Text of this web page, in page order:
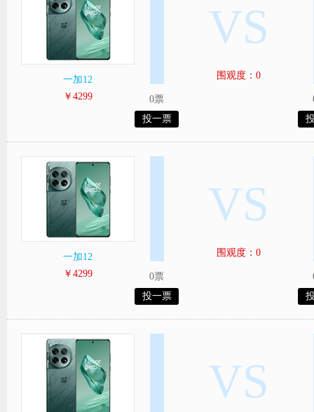
一加12
￥4299
0票
投一票
VS
围观度：0
一加12
￥4299
0票
投一票
VS
围观度：0
VS